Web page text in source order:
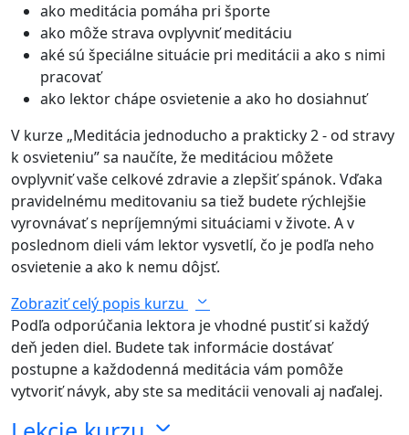
ako meditácia pomáha pri športe
ako môže strava ovplyvniť meditáciu
aké sú špeciálne situácie pri meditácii a ako s nimi
pracovať
ako lektor chápe osvietenie a ako ho dosiahnuť
V kurze „Meditácia jednoducho a prakticky 2 - od stravy
k osvieteniu” sa naučíte, že meditáciou môžete
ovplyvniť vaše celkové zdravie a zlepšiť spánok. Vďaka
pravidelnému meditovaniu sa tiež budete rýchlejšie
vyrovnávať s nepríjemnými situáciami v živote. A v
poslednom dieli vám lektor vysvetlí, čo je podľa neho
osvietenie a ako k nemu dôjsť.
Zobraziť celý popis kurzu
Podľa odporúčania lektora je vhodné pustiť si každý
deň jeden diel. Budete tak informácie dostávať
postupne a každodenná meditácia vám pomôže
vytvoriť návyk, aby ste sa meditácii venovali aj naďalej.